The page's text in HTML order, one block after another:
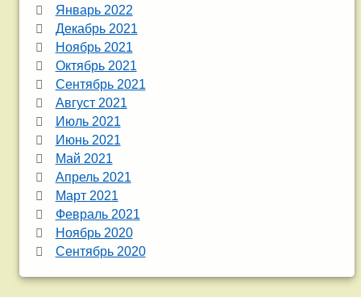
Январь 2022
Декабрь 2021
Ноябрь 2021
Октябрь 2021
Сентябрь 2021
Август 2021
Июль 2021
Июнь 2021
Май 2021
Апрель 2021
Март 2021
Февраль 2021
Ноябрь 2020
Сентябрь 2020